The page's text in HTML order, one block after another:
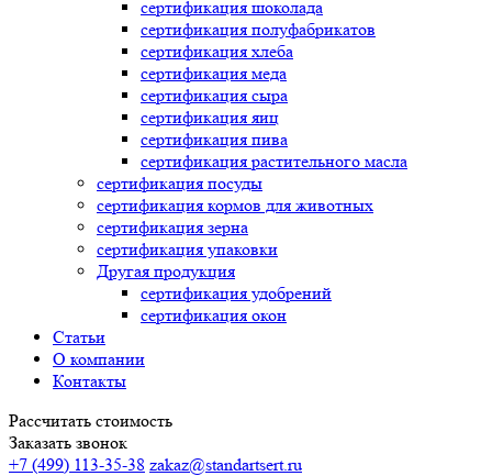
сертификация шоколада
сертификация полуфабрикатов
сертификация хлеба
сертификация меда
сертификация сыра
сертификация яиц
сертификация пива
сертификация растительного масла
сертификация посуды
сертификация кормов для животных
сертификация зерна
сертификация упаковки
Другая продукция
сертификация удобрений
сертификация окон
Статьи
О компании
Контакты
Рассчитать стоимость
Заказать звонок
+7 (499) 113-35-38 zakaz@standartsert.ru